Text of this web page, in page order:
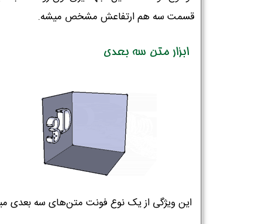
قسمت سه هم ارتفاعش مشخص میشه.
ابزار متن سه بعدی
این ویژگی از یک نوع فونت متن‌های سه بعدی